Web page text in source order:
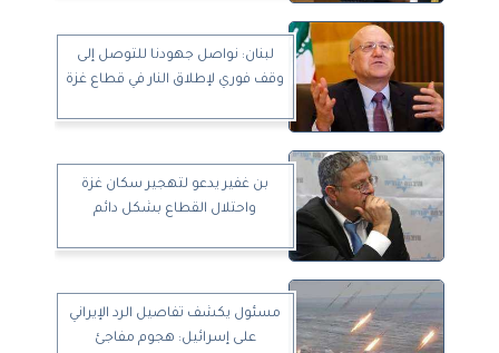
لبنان: نواصل جهودنا للتوصل إلى
وقف فوري لإطلاق النار في قطاع غزة
بن غفير يدعو لتهجير سكان غزة
واحتلال القطاع بشكل دائم
مسئول يكشف تفاصيل الرد الإيراني
على إسرائيل: هجوم مفاجئ